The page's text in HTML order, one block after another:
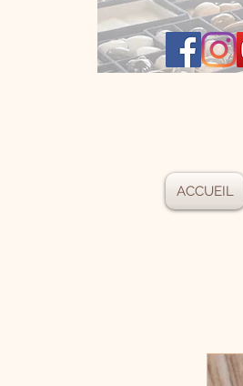
ACCUEIL